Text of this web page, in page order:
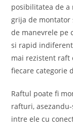
posibilitatea de a
grija de
de manevrele pe
si rapid
mai rezistent raft
fiecare categorie
Raftul poate fi
rafturi,
intre ele cu